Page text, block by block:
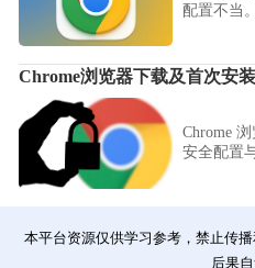
配置不当
Chrome浏览器下载及首次安
Chrome
安全配置
本平台资源仅供学习参考，禁止传
后果自